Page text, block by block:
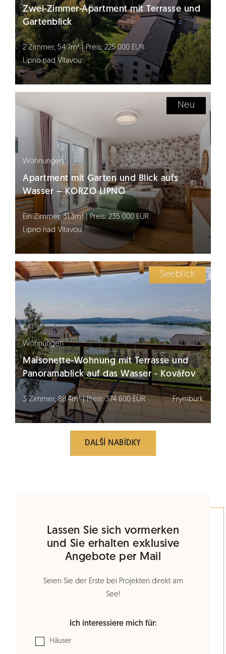
Zwei-Zimmer-Apartment mit Terrasse und
Gartenblick
2 Zimmer, 54.7m² | Preis: 225 000 EUR
Lipno nad Vltavou
Neu
Wohnungen
Apartment mit Garten und Blick aufs
Wasser – KORZO LIPNO
Ein Zimmer, 31.3m² | Preis: 235 000 EUR
Lipno nad Vltavou
Seeblick
Wohnungen
Maisonette-Wohnung mit Terrasse und
Panoramablick auf das Wasser - Kovářov
3 Zimmer, 88.4m² | Preis: 374 600 EUR Frymburk
DALŠÍ NABÍDKY
Lassen Sie sich vormerken
und Sie erhalten exklusive
Angebote per Mail
Seien Sie der Erste bei Projekten direkt am
See!
Ich interessiere mich für:
Häuser